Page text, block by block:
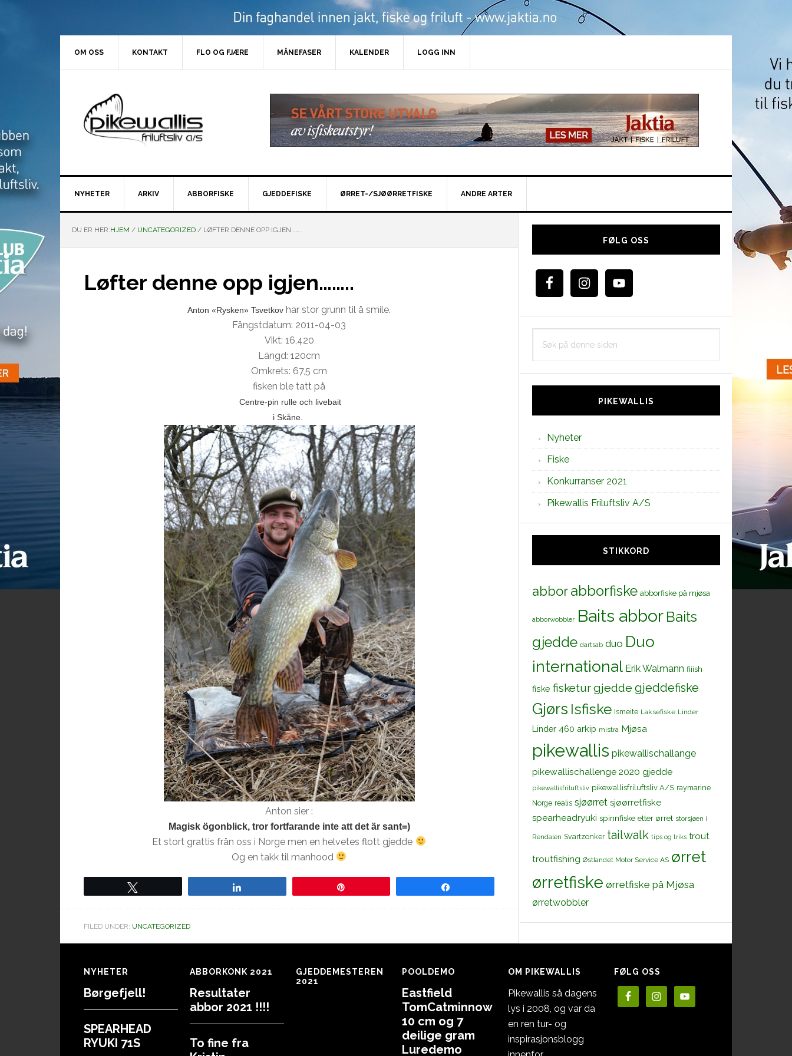
OM OSS KONTAKT FLO OG FJÆRE MÅNEFASER KALENDER LOGG INN
NYHETER ARKIV ABBORFISKE GJEDDEFISKE ØRRET-/SJØØRRETFISKE ANDRE ARTER
DU ER HER:HJEM / UNCATEGORIZED / LØFTER DENNE OPP IGJEN……..
Løfter denne opp igjen……..
Anton «Rysken» Tsvetkov har stor grunn til å smile.
Fångstdatum: 2011-04-03
Vikt: 16,420
Längd: 120cm
Omkrets: 67,5 cm
fisken ble tatt på
Centre-pin rulle och livebait
i Skåne.
Anton sier :
Magisk ögonblick, tror fortfarande inte att det är sant=)
Et stort grattis från oss i Norge men en helvetes flott gjedde
Og en takk til manhood
FILED UNDER: UNCATEGORIZED
Hoved
FØLG OSS
PIKEWALLIS
Nyheter
Fiske
Konkurranser 2021
Pikewallis Friluftsliv A/S
STIKKORD
abborabborfiske abborfiske på mjøsa
abborwobbler Baits abbor Baits
gjedde dartsab duo Duo
international Erik Walmann fiiish
fiske fisketurgjedde gjeddefiske
Gjørs Isfiske Ismeite Laksefiske Linder
Linder 460 arkip mistra Mjøsa
pikewallis pikewallischallange
pikewallischallenge 2020 gjedde
pikewallisfriluftsliv pikewallisfriluftsliv A/S raymarine
Norge realis sjøørret sjøørretfiske
spearheadryuki spinnfiske etter ørret storsjøen i
Rendalen Svartzonker tailwalk tips og triks trout
troutfishing Østlandet Motor Service AS ørret
ørretfiske ørretfiske på Mjøsa
ørretwobbler
Footer
NYHETER
Børgefjell!
SPEARHEAD
RYUKI 71S
ABBORKONK 2021
Resultater
abbor 2021 !!!!
To fine fra
GJEDDEMESTEREN
2021
POOLDEMO
Eastfield
TomCatminnow
10 cm og 7
deilige gram
Luredemo
OM PIKEWALLIS
Pikewallis så dagens
lys i 2008, og var da
en ren tur- og
inspirasjonsblogg
FØLG OSS